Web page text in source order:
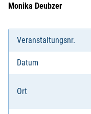
Monika Deubzer
Veranstaltungsnr.
Datum
Ort